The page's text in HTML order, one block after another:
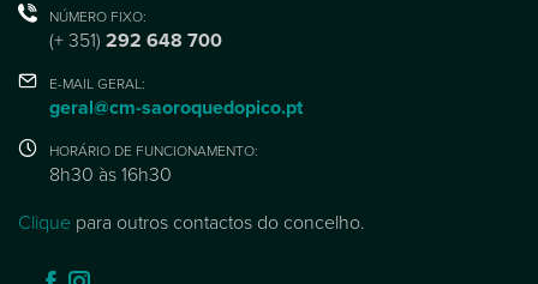
NÚMERO FIXO:
(+ 351) 292 648 700
E-MAIL GERAL:
geral@cm-saoroquedopico.pt
HORÁRIO DE FUNCIONAMENTO:
8h30 às 16h30
Clique para outros contactos do concelho.